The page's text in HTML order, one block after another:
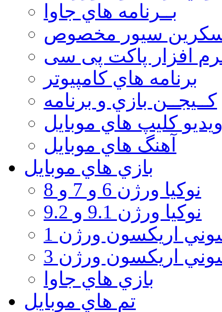
بــرنامه هاي جاوا
سيور مخصوص
افزار پاکت پی سی
برنامه هاي كامپيوتر
كــيجــن بازي و برنامه
كليپ هاي موبايل
آهنگ هاي موبايل
بازي هاي موبايل
نوكيا ورژن 6 و 7 و 8
نوكيا ورژن 9.1 و 9.2
اريكسون ورژن 1
اريكسون ورژن 3
بازي هاي جاوا
تم هاي موبايل